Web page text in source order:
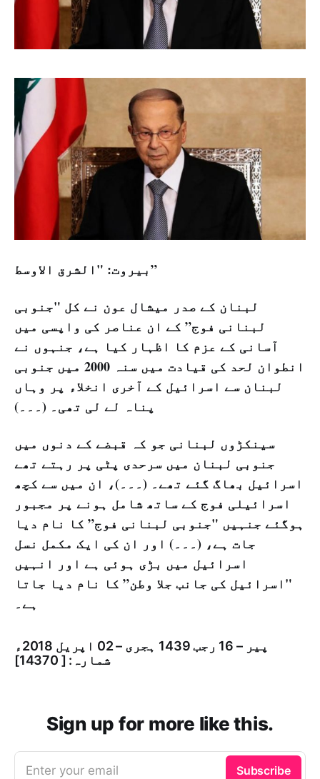
بیروت: "الشرق الاوسط”
لبنان کے صدر میشال عون نے کل "جنوبی
لبنانی فوج” کے ان عناصر کی واپسی میں
آسانی کے عزم کا اظہار کیا ہے، جنہوں نے
انطوان لحد کی قیادت میں سنہ 2000 میں جنوبی
لبنان سے اسرائیل کے آخری انخلاء پر وہاں
پناہ لے لی تھی۔ (۔۔۔)
سینکڑوں لبنانی جو کہ قبضے کے دنوں میں
جنوبی لبنان میں سرحدی پٹی پر رہتے تھے
اسرائیل بھاگ گئے تھے۔ (۔۔۔)، ان میں سے کچھ
اسرائیلی فوج کے ساتھ شامل ہونے پر مجبور
ہوگئے جنہیں "جنوبی لبنانی فوج” کا نام دیا
جات ہے، (۔۔۔) اور ان کی ایک مکمل نسل
اسرائیل میں بڑی ہوئی ہے اور انہیں
"اسرائیل کی جانب جلا وطن” کا نام دیا جاتا
ہے۔
پیر – 16 رجب 1439 ہجری – 02 اپریل 2018ء
شمارہ: [ 14370]
Sign up for more like this.
Enter your email Subscribe